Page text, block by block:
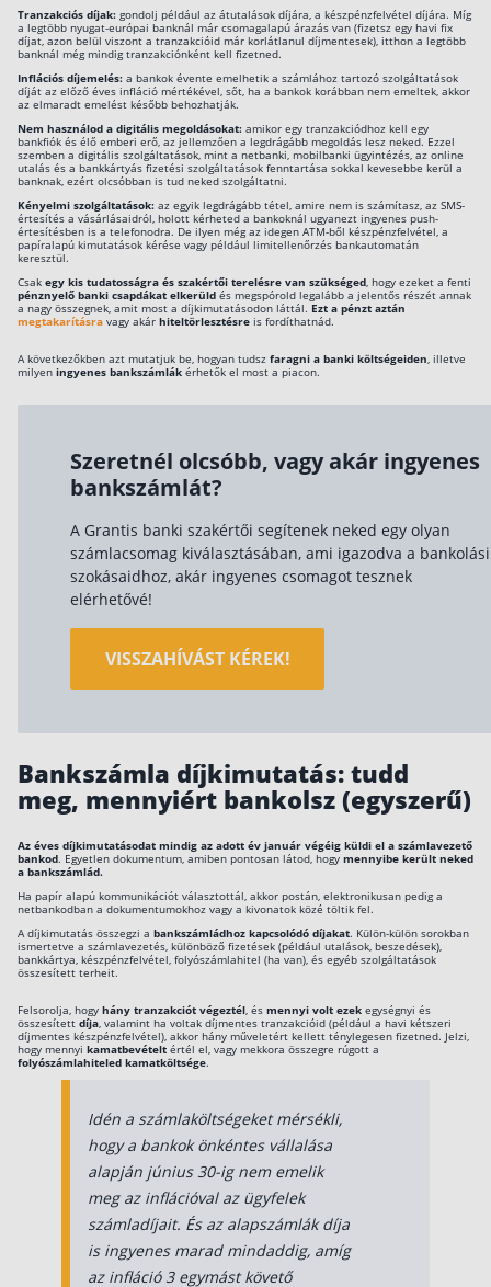
Tranzakciós díjak: gondolj például az átutalások díjára, a készpénzfelvétel díjára. Míg
a legtöbb nyugat-európai banknál már csomagalapú árazás van (fizetsz egy havi fix
díjat, azon belül viszont a tranzakcióid már korlátlanul díjmentesek), itthon a legtöbb
banknál még mindig tranzakciónként kell fizetned.
Inflációs díjemelés: a bankok évente emelhetik a számlához tartozó szolgáltatások
díját az előző éves infláció mértékével, sőt, ha a bankok korábban nem emeltek, akkor
az elmaradt emelést később behozhatják.
Nem használod a digitális megoldásokat: amikor egy tranzakciódhoz kell egy
bankfiók és élő emberi erő, az jellemzően a legdrágább megoldás lesz neked. Ezzel
szemben a digitális szolgáltatások, mint a netbanki, mobilbanki ügyintézés, az online
utalás és a bankkártyás fizetési szolgáltatások fenntartása sokkal kevesebbe kerül a
banknak, ezért olcsóbban is tud neked szolgáltatni.
Kényelmi szolgáltatások: az egyik legdrágább tétel, amire nem is számítasz, az SMS-
értesítés a vásárlásaidról, holott kérheted a bankoknál ugyanezt ingyenes push-
értesítésben is a telefonodra. De ilyen még az idegen ATM-ből készpénzfelvétel, a
papíralapú kimutatások kérése vagy például limitellenőrzés bankautomatán
keresztül.
Csak egy kis tudatosságra és szakértői terelésre van szükséged, hogy ezeket a fenti
pénznyelő banki csapdákat elkerüld és megspórold legalább a jelentős részét annak
a nagy összegnek, amit most a díjkimutatásodon láttál. Ezt a pénzt aztán
megtakarításra vagy akár hiteltörlesztésre is fordíthatnád.
A következőkben azt mutatjuk be, hogyan tudsz faragni a banki költségeiden, illetve
milyen ingyenes bankszámlák érhetők el most a piacon.
Szeretnél olcsóbb, vagy akár ingyenes
bankszámlát?
A Grantis banki szakértői segítenek neked egy olyan
számlacsomag kiválasztásában, ami igazodva a bankolási
szokásaidhoz, akár ingyenes csomagot tesznek
elérhetővé!
VISSZAHÍVÁST KÉREK!
Bankszámla díjkimutatás: tudd
meg, mennyiért bankolsz (egyszerű)
Az éves díjkimutatásodat mindig az adott év január végéig küldi el a számlavezető
bankod. Egyetlen dokumentum, amiben pontosan látod, hogy mennyibe került neked
a bankszámlád.
Ha papír alapú kommunikációt választottál, akkor postán, elektronikusan pedig a
netbankodban a dokumentumokhoz vagy a kivonatok közé töltik fel.
A díjkimutatás összegzi a bankszámládhoz kapcsolódó díjakat. Külön-külön sorokban
ismertetve a számlavezetés, különböző fizetések (például utalások, beszedések),
bankkártya, készpénzfelvétel, folyószámlahitel (ha van), és egyéb szolgáltatások
összesített terheit.
Felsorolja, hogy hány tranzakciót végeztél, és mennyi volt ezek egységnyi és
összesített díja, valamint ha voltak díjmentes tranzakcióid (például a havi kétszeri
díjmentes készpénzfelvétel), akkor hány műveletért kellett ténylegesen fizetned. Jelzi,
hogy mennyi kamatbevételt értél el, vagy mekkora összegre rúgott a
folyószámlahiteled kamatköltsége.
Idén a számlaköltségeket mérsékli,
hogy a bankok önkéntes vállalása
alapján június 30-ig nem emelik
meg az inflációval az ügyfelek
számladíjait. És az alapszámlák díja
is ingyenes marad mindaddig, amíg
az infláció 3 egymást követő